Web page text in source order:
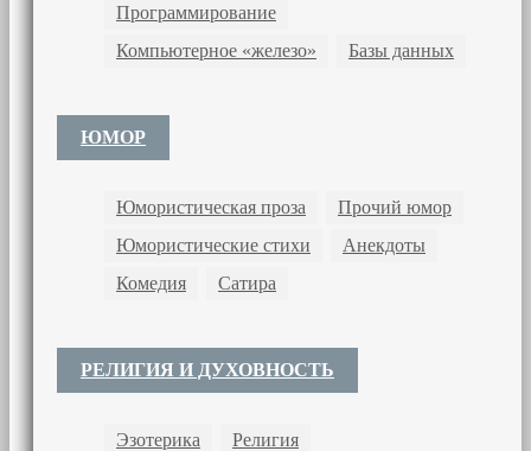
Программирование
Компьютерное «железо»
Базы данных
ЮМОР
Юмористическая проза
Прочий юмор
Юмористические стихи
Анекдоты
Комедия
Сатира
РЕЛИГИЯ И ДУХОВНОСТЬ
Эзотерика
Религия